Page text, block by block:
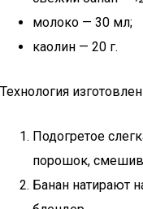
молоко — 30 мл;
каолин — 20 г.
Технология
Подогретое
порошок,
Банан натирают